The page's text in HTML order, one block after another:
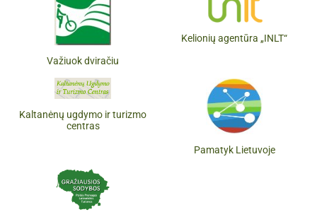
Važiuok dviračiu
Kelionių agentūra „INLT“
Kaltanėnų ugdymo ir turizmo
centras
Pamatyk Lietuvoje